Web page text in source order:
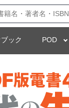
ック POD